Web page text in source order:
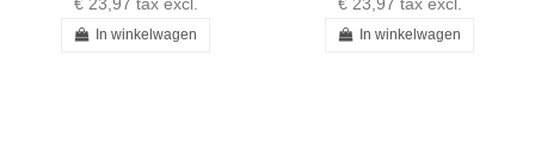
In winkelwagen In winkelwagen